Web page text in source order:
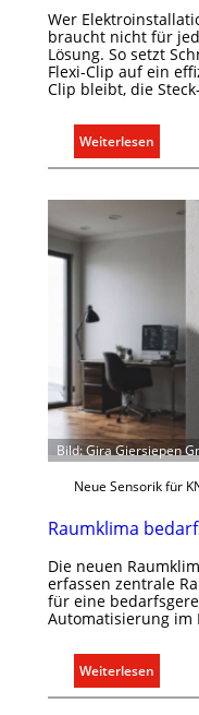
Wer
braucht nicht für
Lösung. So setzt
Flexi-Clip auf ein
Clip bleibt, die
Weiterlesen:
E
f
ü
r
l
l
e
U
t
r
g
r
n
d
Bild: Gira Giersiepen
Neue Sensorik für
Raumklima
Die neuen
erfassen zentrale
für eine
Automatisierung im
Weiterlesen:
R